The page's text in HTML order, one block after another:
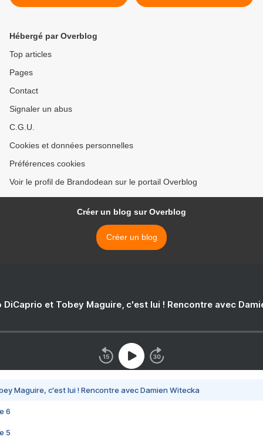
Vanderaspaille (Mai 2023).
2023). >
Hébergé par Overblog
Top articles
Pages
Contact
Signaler un abus
C.G.U.
Cookies et données personnelles
Préférences cookies
Voir le profil de Brandodean sur le portail Overblog
Créer un blog sur Overblog
Créer un blog
DiCaprio et Tobey Maguire, c'est lui ! Rencontre avec
Maguire, c'est lui ! Rencontre avec Damien Witecka
6
5